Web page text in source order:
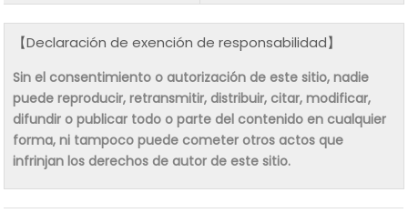
【Declaración de exención de responsabilidad】
Sin el consentimiento o autorización de este sitio, nadie
puede reproducir, retransmitir, distribuir, citar, modificar,
difundir o publicar todo o parte del contenido en cualquier
forma, ni tampoco puede cometer otros actos que
infrinjan los derechos de autor de este sitio.